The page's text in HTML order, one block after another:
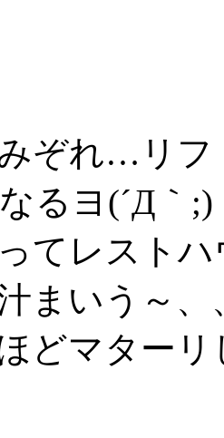
ぞれ…リフ
るヨ(´Д｀;)
てレスト
まいう～
どマター